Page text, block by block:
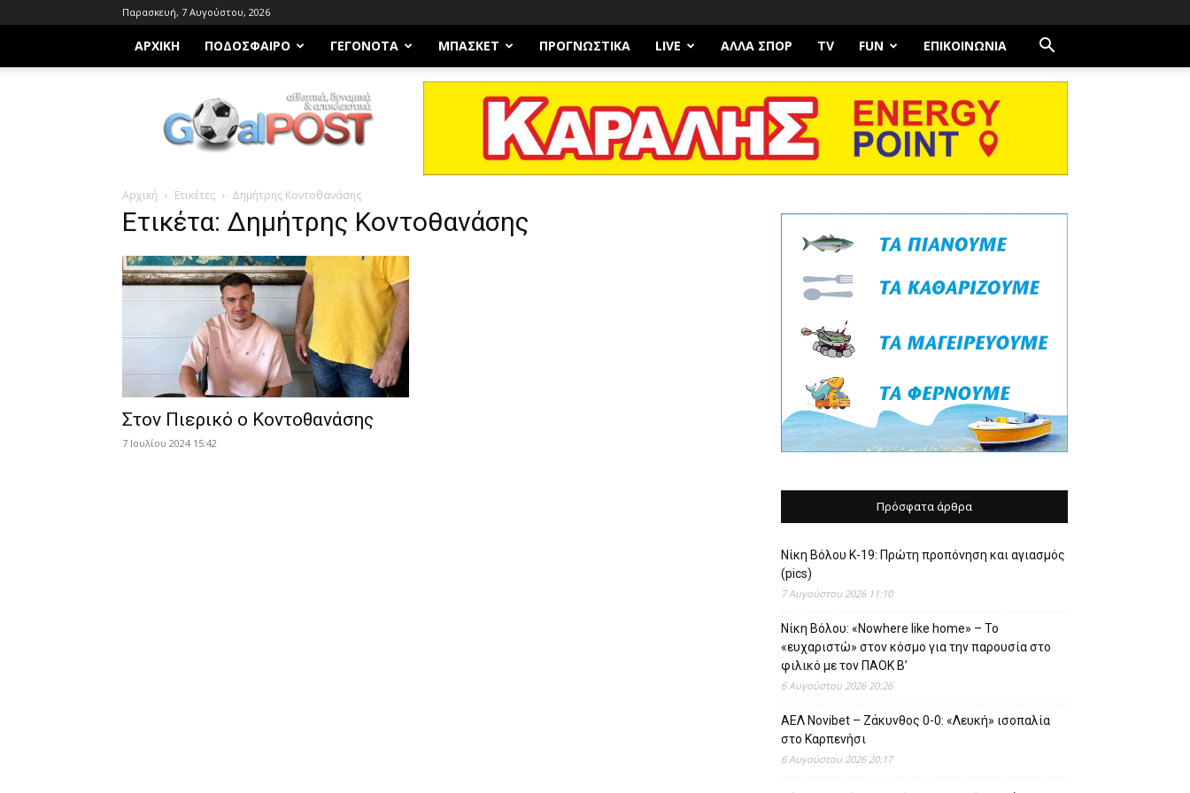
Παρασκευή, 7 Αυγούστου, 2026
ΑΡΧΙΚΗ ΠΟΔΌΣΦΑΙΡΟ ΓΕΓΟΝΌΤΑ ΜΠΆΣΚΕΤ ΠΡΟΓΝΩΣΤΙΚΑ LIVE ΆΛΛΑ ΣΠΟΡ TV FUN ΕΠΙΚΟΙΝΩΝΊΑ
Goalpost.gr
Αρχική Ετικέτες Δημήτρης Κοντοθανάσης
Ετικέτα: Δημήτρης Κοντοθανάσης
Στον Πιερικό ο Κοντοθανάσης
7 Ιουλίου 2024 15:42
Πρόσφατα άρθρα
Νίκη Βόλου Κ-19: Πρώτη προπόνηση και αγιασμός
(pics)
7 Αυγούστου 2026 11:10
Νίκη Βόλου: «Nowhere like home» – Το
«ευχαριστώ» στον κόσμο για την παρουσία στο
φιλικό με τον ΠΑΟΚ Β’
6 Αυγούστου 2026 20:26
ΑΕΛ Novibet – Ζάκυνθος 0-0: «Λευκή» ισοπαλία
στο Καρπενήσι
6 Αυγούστου 2026 20:17